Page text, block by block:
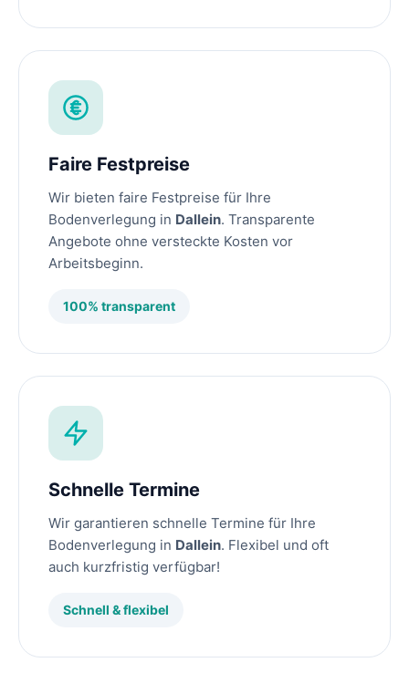
Faire Festpreise
Wir bieten faire Festpreise für Ihre
Bodenverlegung in Dallein. Transparente
Angebote ohne versteckte Kosten vor
Arbeitsbeginn.
100% transparent
Schnelle Termine
Wir garantieren schnelle Termine für Ihre
Bodenverlegung in Dallein. Flexibel und oft
auch kurzfristig verfügbar!
Schnell & flexibel